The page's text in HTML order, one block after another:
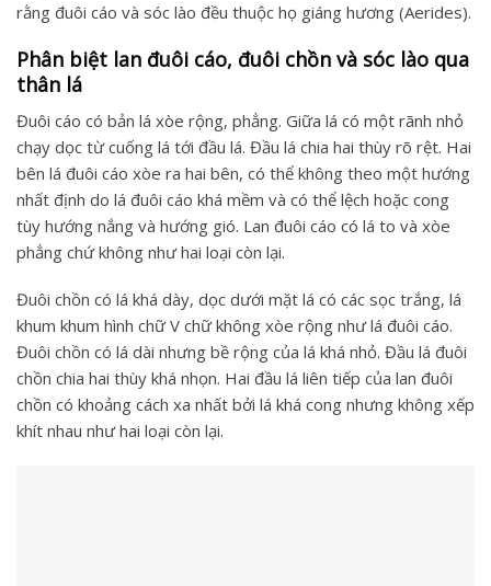
rằng đuôi cáo và sóc lào đều thuộc họ giáng hương (Aerides).
Phân biệt lan đuôi cáo, đuôi chồn và sóc lào qua
thân lá
Đuôi cáo có bản lá xòe rộng, phẳng. Giữa lá có một rãnh nhỏ
chạy dọc từ cuống lá tới đầu lá. Đầu lá chia hai thùy rõ rệt. Hai
bên lá đuôi cáo xòe ra hai bên, có thể không theo một hướng
nhất định do lá đuôi cáo khá mềm và có thể lệch hoặc cong
tùy hướng nắng và hướng gió. Lan đuôi cáo có lá to và xòe
phẳng chứ không như hai loại còn lại.
Đuôi chồn có lá khá dày, dọc dưới mặt lá có các sọc trắng, lá
khum khum hình chữ V chữ không xòe rộng như lá đuôi cáo.
Đuôi chồn có lá dài nhưng bề rộng của lá khá nhỏ. Đầu lá đuôi
chồn chia hai thùy khá nhọn. Hai đầu lá liên tiếp của lan đuôi
chồn có khoảng cách xa nhất bởi lá khá cong nhưng không xếp
khít nhau như hai loại còn lại.